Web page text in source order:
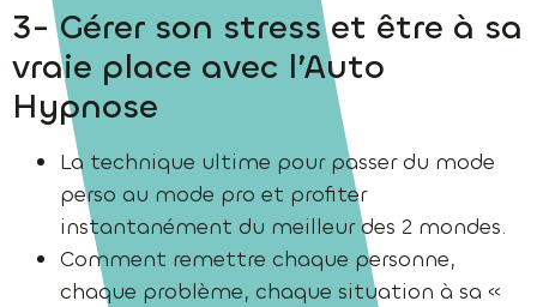
3- Gérer son stress et être à sa
vraie place avec l’Auto
Hypnose
La technique ultime pour passer du mode
perso au mode pro et profiter
instantanément du meilleur des 2 mondes.
Comment remettre chaque personne,
chaque problème, chaque situation à sa «